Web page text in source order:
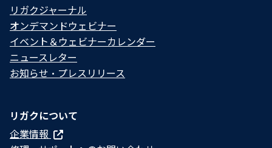
リガクジャーナル
オンデマンドウェビナー
イベント＆ウェビナーカレンダー
ニュースレター
お知らせ・プレスリリース
リガクについて
企業情報